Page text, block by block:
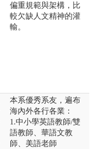
偏重規範與架構，比
較欠缺人文精神的灌
輸。
本系優秀系友，遍布
海內外各行各業：
1.中小學英語教師/雙
語教師、華語文教
師、美語老師